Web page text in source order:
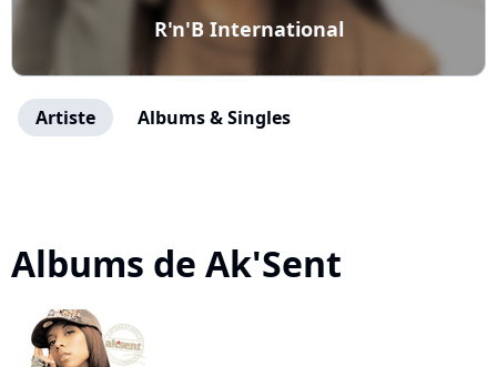
R'n'B International
Artiste Albums & Singles
Albums de Ak'Sent